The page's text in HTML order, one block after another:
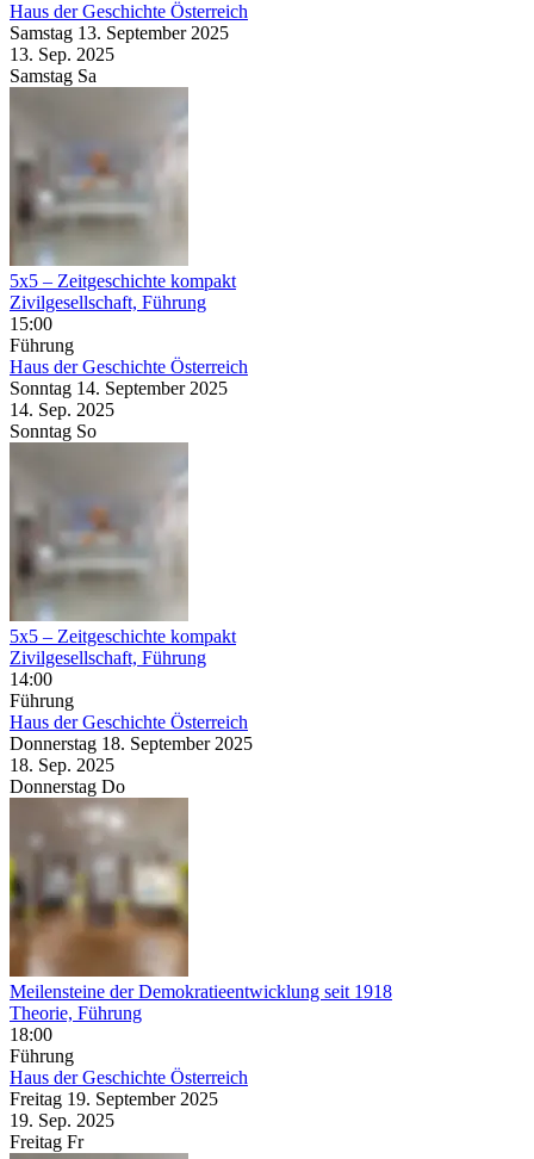
Haus der Geschichte Österreich
Samstag 13. September 2025
13. Sep. 2025
Samstag Sa
5x5 – Zeitgeschichte kompakt
Zivilgesellschaft, Führung
15:00
Führung
Haus der Geschichte Österreich
Sonntag 14. September 2025
14. Sep. 2025
Sonntag So
5x5 – Zeitgeschichte kompakt
Zivilgesellschaft, Führung
14:00
Führung
Haus der Geschichte Österreich
Donnerstag 18. September 2025
18. Sep. 2025
Donnerstag Do
Meilensteine der Demokratieentwicklung seit 1918
Theorie, Führung
18:00
Führung
Haus der Geschichte Österreich
Freitag 19. September 2025
19. Sep. 2025
Freitag Fr